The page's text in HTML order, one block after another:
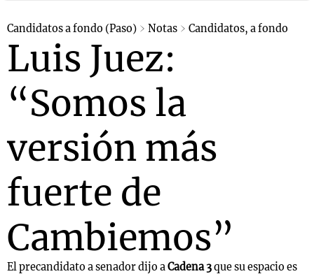
Candidatos a fondo (Paso) Notas Candidatos, a fondo
Luis Juez:
“Somos la
versión más
fuerte de
Cambiemos”
El precandidato a senador dijo aCadena 3que su espacio es